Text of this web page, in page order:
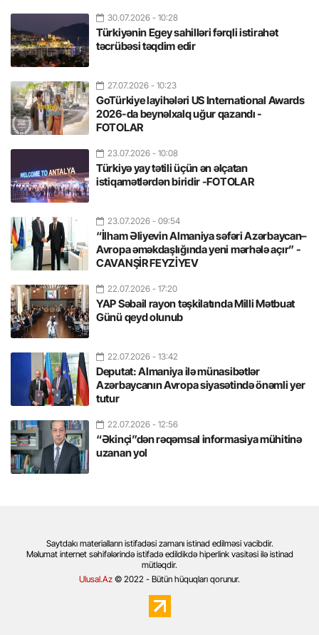
30.07.2026 - 10:28
Türkiyənin Egey sahilləri fərqli istirahət
təcrübəsi təqdim edir
27.07.2026 - 10:23
GoTürkiye layihələri US International Awards
2026-da beynəlxalq uğur qazandı -
FOTOLAR
23.07.2026 - 10:08
Türkiyə yay tətili üçün ən əlçatan
istiqamətlərdən biridir -FOTOLAR
23.07.2026 - 09:54
“İlham Əliyevin Almaniya səfəri Azərbaycan–
Avropa əməkdaşlığında yeni mərhələ açır” -
CAVANŞİR FEYZİYEV
22.07.2026 - 17:20
YAP Səbail rayon təşkilatında Milli Mətbuat
Günü qeyd olunub
22.07.2026 - 13:42
Deputat: Almaniya ilə münasibətlər
Azərbaycanın Avropa siyasətində önəmli yer
tutur
22.07.2026 - 12:56
“Əkinçi”dən rəqəmsal informasiya mühitinə
uzanan yol
Saytdakı materialların istifadəsi zamanı istinad edilməsi vacibdir.
Məlumat internet səhifələrində istifadə edildikdə hiperlink vasitəsi ilə istinad
mütləqdir.
Ulusal.Az © 2022 - Bütün hüquqları qorunur.